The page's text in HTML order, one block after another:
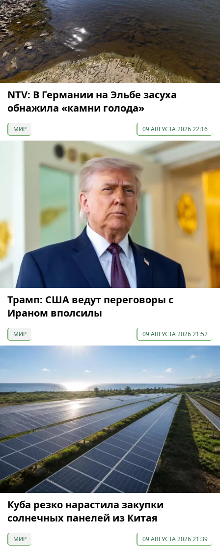
NTV: В Германии на Эльбе засуха
обнажила «камни голода»
МИР 09 АВГУСТА 2026 22:16
Трамп: США ведут переговоры с
Ираном вполсилы
МИР 09 АВГУСТА 2026 21:52
Куба резко нарастила закупки
солнечных панелей из Китая
МИР 09 АВГУСТА 2026 21:39